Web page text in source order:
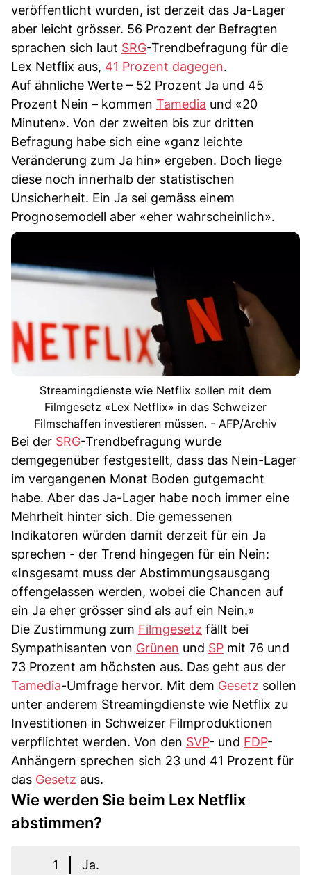
veröffentlicht wurden, ist derzeit das Ja-Lager
aber leicht grösser. 56 Prozent der Befragten
sprachen sich laut SRG-Trendbefragung für die
Lex Netflix aus, 41 Prozent dagegen.
Auf ähnliche Werte – 52 Prozent Ja und 45
Prozent Nein – kommen Tamedia und «20
Minuten». Von der zweiten bis zur dritten
Befragung habe sich eine «ganz leichte
Veränderung zum Ja hin» ergeben. Doch liege
diese noch innerhalb der statistischen
Unsicherheit. Ein Ja sei gemäss einem
Prognosemodell aber «eher wahrscheinlich».
Streamingdienste wie Netflix sollen mit dem
Filmgesetz «Lex Netflix» in das Schweizer
Filmschaffen investieren müssen. - AFP/Archiv
Bei der SRG-Trendbefragung wurde
demgegenüber festgestellt, dass das Nein-Lager
im vergangenen Monat Boden gutgemacht
habe. Aber das Ja-Lager habe noch immer eine
Mehrheit hinter sich. Die gemessenen
Indikatoren würden damit derzeit für ein Ja
sprechen - der Trend hingegen für ein Nein:
«Insgesamt muss der Abstimmungsausgang
offengelassen werden, wobei die Chancen auf
ein Ja eher grösser sind als auf ein Nein.»
Die Zustimmung zum Filmgesetz fällt bei
Sympathisanten von Grünen und SP mit 76 und
73 Prozent am höchsten aus. Das geht aus der
Tamedia-Umfrage hervor. Mit dem Gesetz sollen
unter anderem Streamingdienste wie Netflix zu
Investitionen in Schweizer Filmproduktionen
verpflichtet werden. Von den SVP- und FDP-
Anhängern sprechen sich 23 und 41 Prozent für
das Gesetz aus.
Wie werden Sie beim Lex Netflix
abstimmen?
1 Ja.